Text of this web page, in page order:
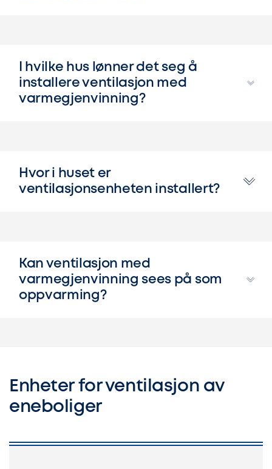
I hvilke hus lønner det seg å
installere ventilasjon med
varmegjenvinning?
Hvor i huset er
ventilasjonsenheten installert?
Kan ventilasjon med
varmegjenvinning sees på som
oppvarming?
Enheter for ventilasjon av
eneboliger